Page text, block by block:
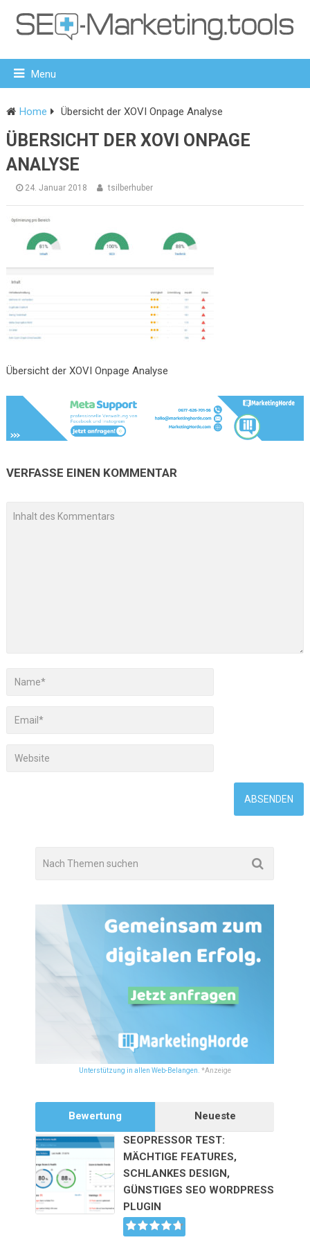
Menu
Home Übersicht der XOVI Onpage Analyse
ÜBERSICHT DER XOVI ONPAGE
ANALYSE
24. Januar 2018 tsilberhuber
Übersicht der XOVI Onpage Analyse
VERFASSE EINEN KOMMENTAR
Unterstützung in allen Web-Belangen. *Anzeige
Bewertung
Neueste
SEOPRESSOR TEST:
MÄCHTIGE FEATURES,
SCHLANKES DESIGN,
GÜNSTIGES SEO WORDPRESS
PLUGIN